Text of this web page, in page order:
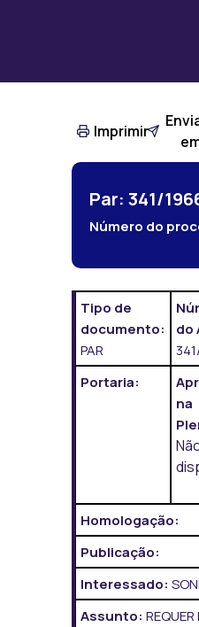
Imprimir
Par: 341/
Número do
Tipo de
documento:
PAR
do
Portaria:
na
Homologação:
Publicação:
Interessado:
Assunto: